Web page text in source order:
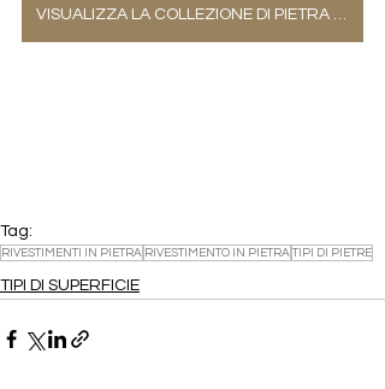
Tag:
RIVESTIMENTI IN PIETRA RIVESTIMENTO IN PIETRA TIPI DI PIETRE
TIPI DI SUPERFICIE